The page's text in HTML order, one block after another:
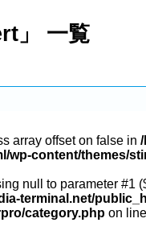
」 一覧
array offset on false in
wp-content/themes/
null to parameter #1
terminal.net/
category.php on line